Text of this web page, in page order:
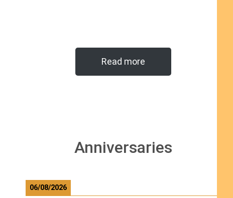
Read more
Anniversaries
06/08/2026